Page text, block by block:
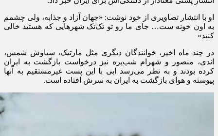
او با انتشار تصاویری از خود نوشت: «جهان آزاد و جذابه، ولی چشمم
به اون خونه ست… جای ما رو تو تک‌تک شهر‌هایی که هستید خالی
کنید»
در چند ماه اخیر، خوانندگان دیگری مثل مارتیک، سیاوش شمس،
اندی، منصور و شهرام شب‌پره نیز درخواست بازگشت به ایران
کرده بودند و به نظر می‌رسد ابی با این پست غیرمستقیم به آنها
پیوسته و هوای بازگشت به ایران به سرش افتاده است.